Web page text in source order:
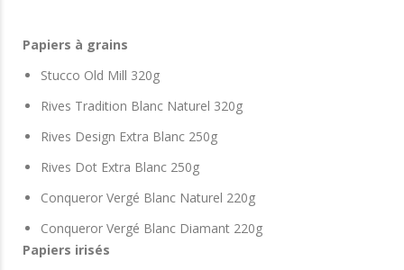
Papiers à grains
Stucco Old Mill 320g
Rives Tradition Blanc Naturel 320g
Rives Design Extra Blanc 250g
Rives Dot Extra Blanc 250g
Conqueror Vergé Blanc Naturel 220g
Conqueror Vergé Blanc Diamant 220g
Papiers irisés